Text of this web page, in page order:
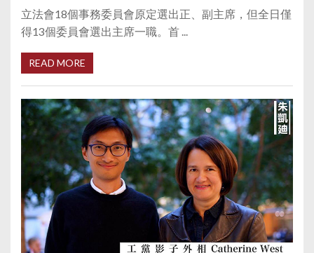
立法會18個事務委員會原定選出正、副主席，但全日僅
得13個委員會選出主席一職。首 ...
READ MORE